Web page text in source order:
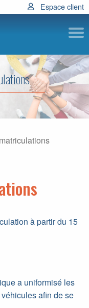
Espace client
à partir du 15
a uniformisé les
afin de se